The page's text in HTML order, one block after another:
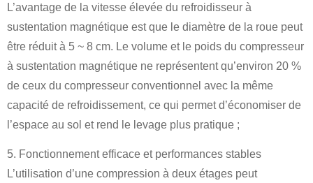
L’avantage de la vitesse élevée du refroidisseur à
sustentation magnétique est que le diamètre de la roue peut
être réduit à 5 ~ 8 cm. Le volume et le poids du compresseur
à sustentation magnétique ne représentent qu’environ 20 %
de ceux du compresseur conventionnel avec la même
capacité de refroidissement, ce qui permet d’économiser de
l’espace au sol et rend le levage plus pratique ;
5. Fonctionnement efficace et performances stables
L’utilisation d’une compression à deux étages peut